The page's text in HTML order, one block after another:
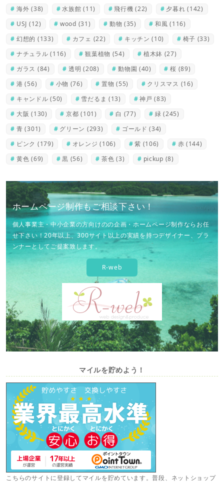
海外 (38) 水族館 (11) 飛行機 (22) 夕暮れ (142)
USJ (12) wood (31) 動物 (35) 和風 (116)
幻想的 (133) カフェ (22) キッチン (10) 椅子 (33)
ナチュラル (116) 観葉植物 (54) 植木鉢 (27)
ガラス (84) 透明 (208) 動物園 (40) 桜 (89)
港 (56) 小物 (76) 置物 (55) クリスマス (16)
キャンドル (50) 雪だるま (13) 神戸 (83)
大阪 (130) 京都 (101) 白 (77) 緑 (245)
青 (301) グリーン (293) ゴールド (34)
ピンク (179) オレンジ (106) 紫 (106) 赤 (144)
黄色 (69) 黒 (56) 茶色 (3) pickup (8)
ホームページ制作もご相談下さい！
個人事業主・中小企業の方向けのの企画・ホームページ制作ならお任
せ下さい！20年以上、300サイト以上の実績を持つデザイナー、プラ
ンナーとしてご提案致します。
R-web
マイルを貯めよう！
こちらのサイトに登録してマイルを貯めています。普段、ネットショップ